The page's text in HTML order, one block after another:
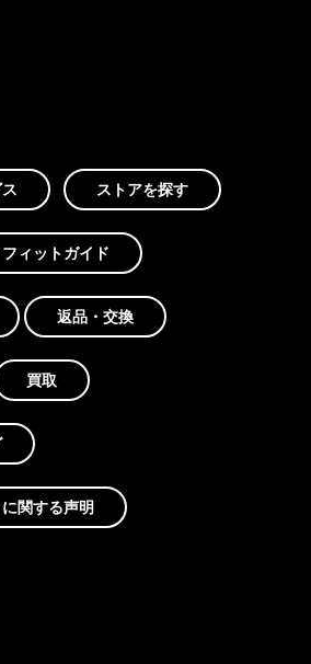
ストアを探す
ィットガイド
返品・交換
買取
関する声明